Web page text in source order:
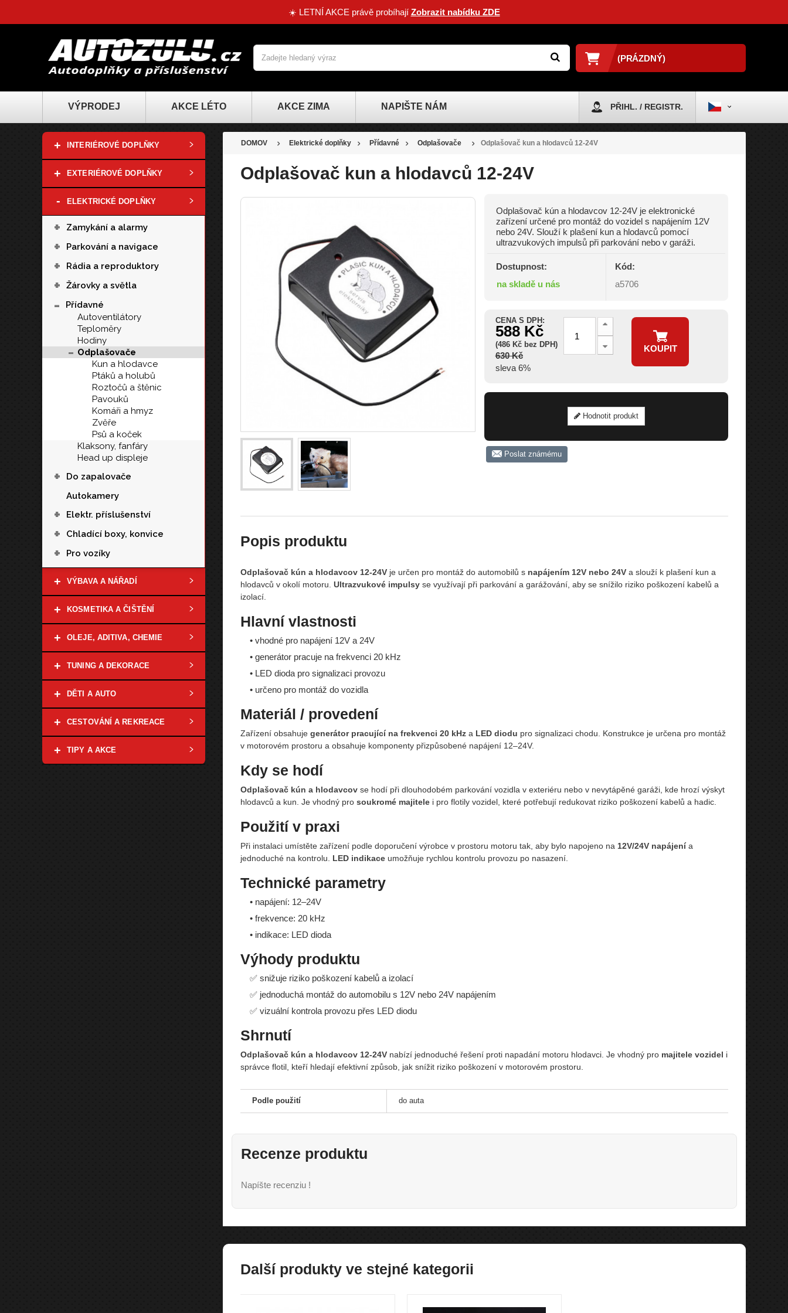
☀️ LETNÍ AKCE právě probíhají Zobrazit nabídku ZDE
(PRÁZDNÝ)
VÝPRODEJ AKCE LÉTO AKCE ZIMA NAPIŠTE NÁM PŘIHL. / REGISTR.
+ INTERIÉROVÉ DOPLŇKY
+ EXTERIÉROVÉ DOPLŇKY
- ELEKTRICKÉ DOPLŇKY
+ Zamykání a alarmy
+ Parkování a navigace
+ Rádia a reproduktory
+ Žárovky a světla
-
Přídavné
Autoventilátory
Teploměry
Hodiny
- Odplašovače
Kun a hlodavce
Ptáků a holubů
Roztočů a štěnic
Pavouků
Komáři a hmyz
Zvěře
Psů a koček
Klaksony, fanfáry
Head up displeje
+
Do zapalovače
Autokamery
+ Elektr. příslušenství
+ Chladící boxy, konvice
+ Pro vozíky
+ VÝBAVA A NÁŘADÍ
+ KOSMETIKA A ČIŠTĚNÍ
+ OLEJE, ADITIVA, CHEMIE
+ TUNING A DEKORACE
+ DĚTI A AUTO
+ CESTOVÁNÍ A REKREACE
+ TIPY A AKCE
DOMOV Elektrické doplňky Přídavné Odplašovače Odplašovač kun a hlodavců 12-24V
Odplašovač kun a hlodavců 12-24V
Odplašovač kún a hlodavcov 12-24V je elektronické
zařízení určené pro montáž do vozidel s napájením 12V
nebo 24V. Slouží k plašení kun a hlodavců pomocí
ultrazvukových impulsů při parkování nebo v garáži.
Dostupnost:
na skladě u nás
Kód:
a5706
CENA S DPH:
588 Kč
(486 Kč bez DPH)
630 Kč
sleva 6%
KOUPIT
Hodnotit produkt
Poslat známému
Popis produktu
Odplašovač kún a hlodavcov 12-24Vje určen pro montáž do automobilů s napájením 12V nebo 24Va slouží k plašení kun a
hlodavců v okolí motoru. Ultrazvukové impulsyse využívají při parkování a garážování, aby se snížilo riziko poškození kabelů a
izolací.
Hlavní vlastnosti
• vhodné pro napájení 12V a 24V
• generátor pracuje na frekvenci 20 kHz
• LED dioda pro signalizaci provozu
• určeno pro montáž do vozidla
Materiál / provedení
Zařízení obsahuje generátor pracující na frekvenci 20 kHza LED diodu pro signalizaci chodu. Konstrukce je určena pro montáž
v motorovém prostoru a obsahuje komponenty přizpůsobené napájení 12–24V.
Kdy se hodí
Odplašovač kún a hlodavcovse hodí při dlouhodobém parkování vozidla v exteriéru nebo v nevytápěné garáži, kde hrozí výskyt
hlodavců a kun. Je vhodný pro soukromé majitelei pro flotily vozidel, které potřebují redukovat riziko poškození kabelů a hadic.
Použití v praxi
Při instalaci umístěte zařízení podle doporučení výrobce v prostoru motoru tak, aby bylo napojeno na 12V/24V napájenía
jednoduché na kontrolu. LED indikaceumožňuje rychlou kontrolu provozu po nasazení.
Technické parametry
• napájení: 12–24V
• frekvence: 20 kHz
• indikace: LED dioda
Výhody produktu
✅ snižuje riziko poškození kabelů a izolací
✅ jednoduchá montáž do automobilu s 12V nebo 24V napájením
✅ vizuální kontrola provozu přes LED diodu
Shrnutí
Odplašovač kún a hlodavcov 12-24Vnabízí jednoduché řešení proti napadání motoru hlodavci. Je vhodný pro majitele vozidel i
správce flotil, kteří hledají efektivní způsob, jak snížit riziko poškození v motorovém prostoru.
Podle použití do auta
Recenze produktu
Napíšte recenziu !
Další produkty ve stejné kategorii